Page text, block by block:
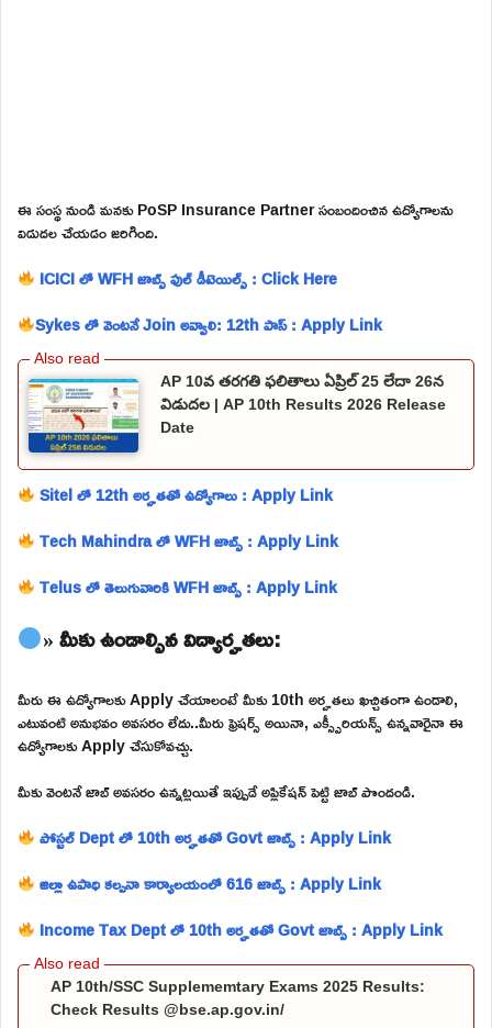
ఈ సంస్థ నుండి మనకు PoSP Insurance Partner సంబందించిన ఉద్యోగాలను
విడుదల చేయడం జరిగింది.
ICICI లో WFH జాబ్స్ ఫుల్ డీటెయిల్స్ : Click Here
Sykes లో వెంటనే Join అవ్వాలి: 12th పాస్ : Apply Link
AP 10వ తరగతి ఫలితాలు ఏప్రిల్ 25 లేదా 26న
విడుదల | AP 10th Results 2026 Release
Date
Sitel లో 12th అర్హతతో ఉద్యోగాలు : Apply Link
Tech Mahindra లో WFH జాబ్స్ : Apply Link
Telus లో తెలుగువారికి WFH జాబ్స్ : Apply Link
» మీకు ఉండాల్సిన విద్యార్హతలు:
మీరు ఈ ఉద్యోగాలకు Apply చేయాలంటే మీకు 10th అర్హతలు ఖచ్చితంగా ఉండాలి,
ఎటువంటి అనుభవం అవసరం లేదు..మీరు ఫ్రెషర్స్ అయినా, ఎక్స్పీరియన్స్ ఉన్నవారైనా ఈ
ఉద్యోగాలకు Apply చేసుకోవచ్చు.
మీకు వెంటనే జాబ్ అవసరం ఉన్నట్లయితే ఇప్పుడే అప్లికేషన్ పెట్టి జాబ్ పొందండి.
పోస్టల్ Dept లో 10th అర్హతతో Govt జాబ్స్ : Apply Link
జిల్లా ఉపాధి కల్పనా కార్యాలయంలో 616 జాబ్స్ : Apply Link
Income Tax Dept లో 10th అర్హతతో Govt జాబ్స్ : Apply Link
AP 10th/SSC Supplememtary Exams 2025 Results:
Check Results @bse.ap.gov.in/